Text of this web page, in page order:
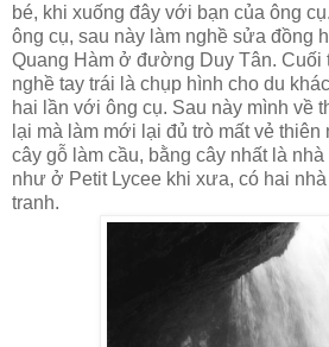
bé, khi xuống đây với bạn của ông
ông cụ, sau này làm nghề sửa đồng
Quang Hàm ở đường Duy Tân. Cuối
nghề tay trái là chụp hình cho du
hai lần với ông cụ. Sau này mình về
lại mà làm mới lại đủ trò mất vẻ
cây gỗ làm cầu, bằng cây nhất là
như ở Petit Lycee khi xưa, có hai
tranh.